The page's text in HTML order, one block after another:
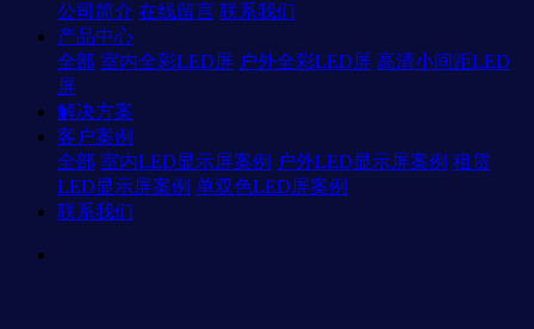
公司简介 在线留言 联系我们
产品中心
全部 室内全彩LED屏 户外全彩LED屏 高清小间距LED
屏
解决方案
客户案例
全部 室内LED显示屏案例 户外LED显示屏案例 租赁
LED显示屏案例 单双色LED屏案例
联系我们